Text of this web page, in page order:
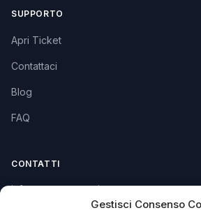
Gestisci Consenso
SUPPORTO
Apri Ticket
Contattaci
Blog
FAQ
CONTATTI
info@soccorsowp.it